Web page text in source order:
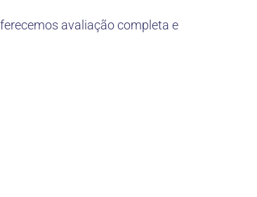
avaliação completa e